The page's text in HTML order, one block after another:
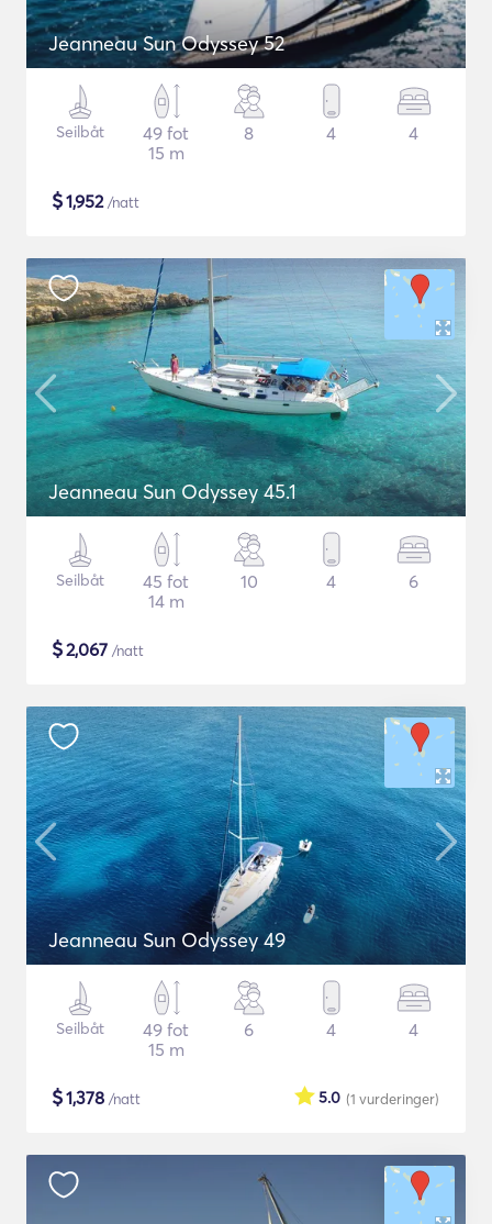
Jeanneau Sun Odyssey 52
Seilbåt
49 fot
15 m
8 4 4
$1,952/natt
Jeanneau Sun Odyssey 45.1
Seilbåt
45 fot
14 m
10 4 6
$2,067 /natt
Jeanneau Sun Odyssey 49
Seilbåt
49 fot
15 m
6 4 4
$1,378 /natt (1 vurderinger)
5.0